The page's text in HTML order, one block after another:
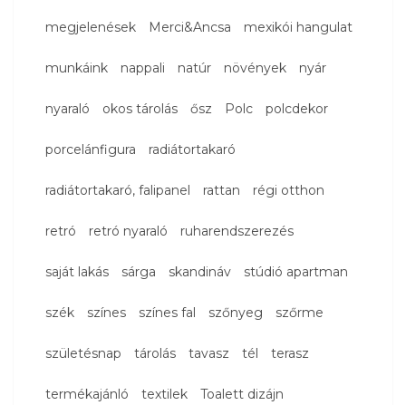
megjelenések Merci&Ancsa mexikói hangulat
munkáink nappali natúr növények nyár
nyaraló okos tárolás ősz Polc polcdekor
porcelánfigura radiátortakaró
radiátortakaró, falipanel rattan régi otthon
retró retró nyaraló ruharendszerezés
saját lakás sárga skandináv stúdió apartman
szék színes színes fal szőnyeg szőrme
születésnap tárolás tavasz tél terasz
termékajánló textilek Toalett dizájn